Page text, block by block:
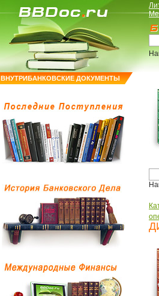
ВНУТРИБАНКОВСКИЕ ДОКУМЕНТЫ